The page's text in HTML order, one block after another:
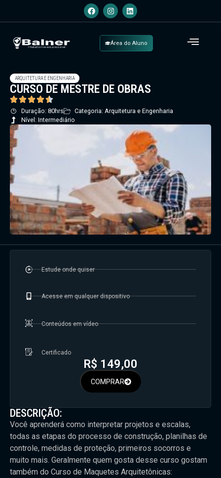
Área do Aluno
ARQUITETURA E ENGENHARIA
CURSO DE MESTRE DE OBRAS
Duração: 80hrs
Categoria: Arquitetura e Engenharia
Nível: Intermediário
DESCRIÇÃO:
Você aprenderá como interpretar projetos e escalas,
todas as etapas do processo de construção, planilhas de
controle, medidas de proteção, primeiros socorros e
muito mais. Geralmente quem gosta desse curso gostam
também do Curso de Maquetes Arquitetônicas:
Estude onde quiser
Acesse em qualquer dispositivo
Conteúdos em vídeo
Certificado
R$ 149,00
COMPRAR